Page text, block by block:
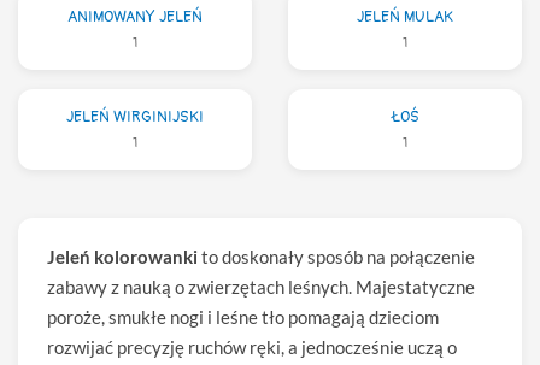
ANIMOWANY JELEŃ
1
JELEŃ MULAK
1
JELEŃ WIRGINIJSKI
1
ŁOŚ
1
Jeleń kolorowanki to doskonały sposób na połączenie
zabawy z nauką o zwierzętach leśnych. Majestatyczne
poroże, smukłe nogi i leśne tło pomagają dzieciom
rozwijać precyzję ruchów ręki, a jednocześnie uczą o